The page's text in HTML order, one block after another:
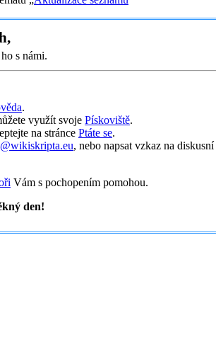
s námi.
.
využít svoje Pískoviště.
na stránce Ptáte se.
, nebo napsat vzkaz na
Vám s pochopením pomohou.
den!